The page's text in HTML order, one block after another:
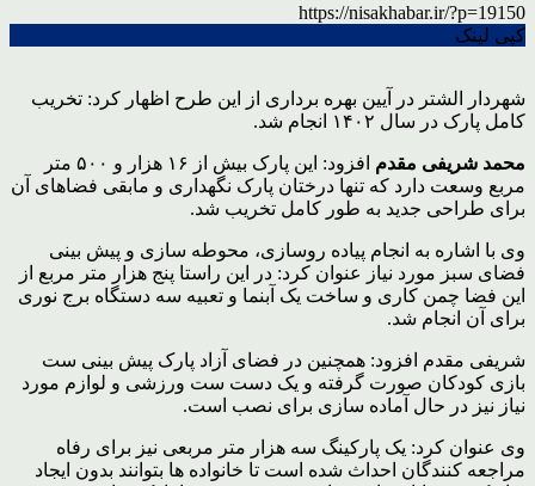
https://nisakhabar.ir/?p=19150
کپی لینک
شهردار الشتر در آیین بهره برداری از این طرح اظهار کرد: تخریب
کامل پارک در سال ۱۴۰۲ انجام شد.
محمد شریفی مقدم
افزود: این پارک بیش از ۱۶ هزار و ۵۰۰ متر
مربع وسعت دارد که تنها درختان پارک نگهداری و مابقی فضاهای آن
برای طراحی جدید به طور کامل تخریب شد.
وی با اشاره به انجام پیاده روسازی، محوطه سازی و پیش بینی
فضای سبز مورد نیاز عنوان کرد: در این راستا پنج هزار متر مربع از
این فضا چمن کاری و ساخت یک آبنما و تعبیه سه دستگاه برج نوری
برای آن انجام شد.
شریفی مقدم افزود: همچنین در فضای آزاد پارک پیش بینی ست
بازی کودکان صورت گرفته و یک دست ست ورزشی و لوازم مورد
نیاز نیز در حال آماده سازی برای نصب است.
وی عنوان کرد: یک پارکینگ سه هزار متر مربعی نیز برای رفاه
مراجعه کنندگان احداث شده است تا خانواده ها بتوانند بدون ایجاد